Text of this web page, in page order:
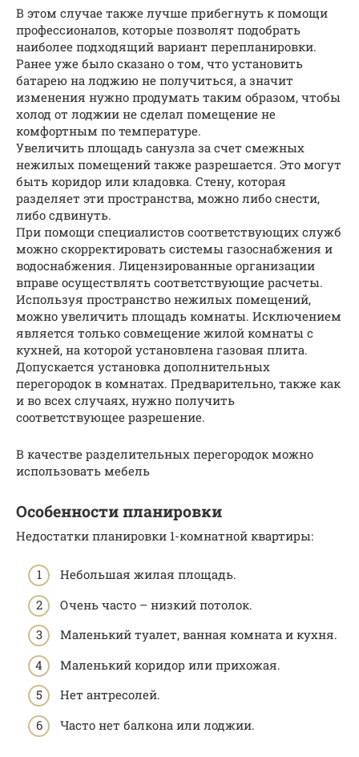
В этом случае также лучше прибегнуть к помощи
профессионалов, которые позволят подобрать
наиболее подходящий вариант перепланировки.
Ранее уже было сказано о том, что установить
батарею на лоджию не получиться, а значит
изменения нужно продумать таким образом, чтобы
холод от лоджии не сделал помещение не
комфортным по температуре.
Увеличить площадь санузла за счет смежных
нежилых помещений также разрешается. Это могут
быть коридор или кладовка. Стену, которая
разделяет эти пространства, можно либо снести,
либо сдвинуть.
При помощи специалистов соответствующих служб
можно скорректировать системы газоснабжения и
водоснабжения. Лицензированные организации
вправе осуществлять соответствующие расчеты.
Используя пространство нежилых помещений,
можно увеличить площадь комнаты. Исключением
является только совмещение жилой комнаты с
кухней, на которой установлена газовая плита.
Допускается установка дополнительных
перегородок в комнатах. Предварительно, также как
и во всех случаях, нужно получить
соответствующее разрешение.
В качестве разделительных перегородок можно
использовать мебель
Особенности планировки
Недостатки планировки 1-комнатной квартиры:
Небольшая жилая площадь.
Очень часто – низкий потолок.
Маленький туалет, ванная комната и кухня.
Маленький коридор или прихожая.
Нет антресолей.
Часто нет балкона или лоджии.